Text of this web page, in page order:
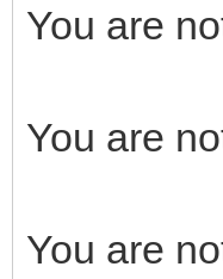
You are
You are
You are